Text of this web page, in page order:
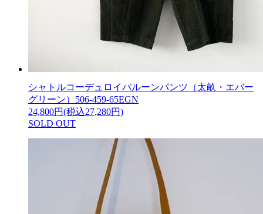
シャトルコーデュロイバルーンパンツ（太畝・エバー
グリーン）506-459-65EGN
24,800円(税込27,280円)
SOLD OUT